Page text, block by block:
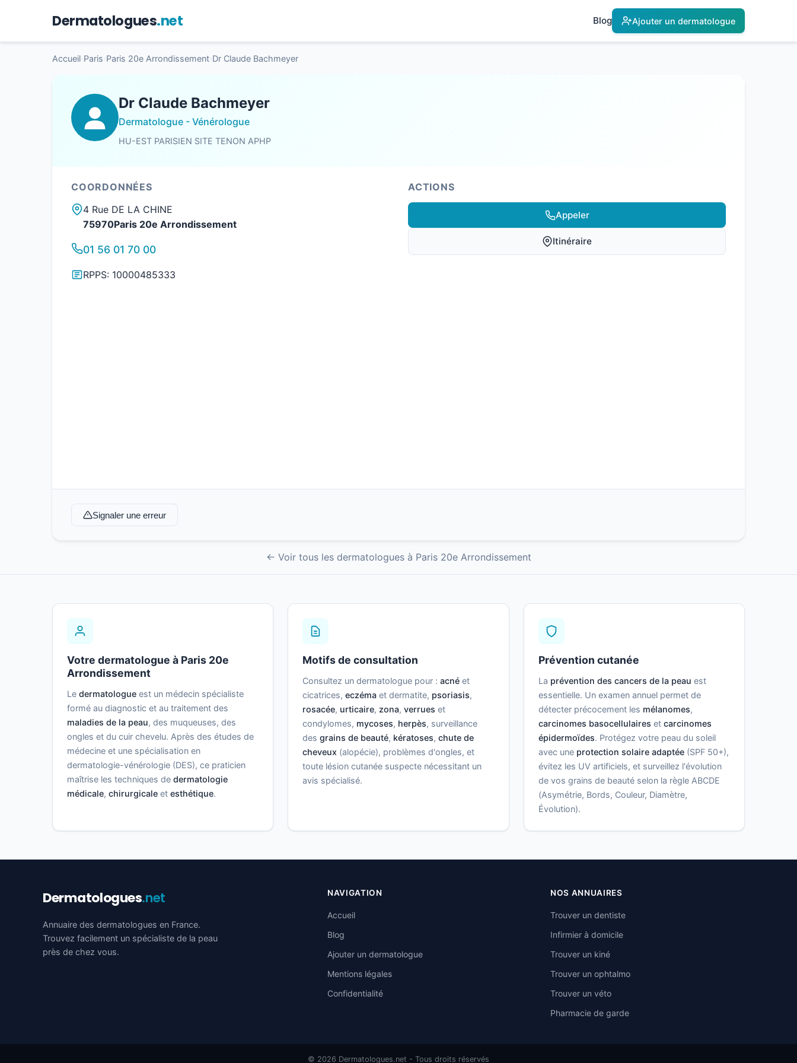
Dermatologues.net Blog Ajouter un dermatologue
Accueil Paris Paris 20e Arrondissement Dr Claude Bachmeyer
Dr Claude Bachmeyer
Dermatologue - Vénérologue
HU-EST PARISIEN SITE TENON APHP
COORDONNÉES
4 Rue DE LA CHINE
75970Paris 20e Arrondissement
01 56 01 70 00
RPPS: 10000485333
ACTIONS
Appeler
Itinéraire
Signaler une erreur
← Voir tous les dermatologues à Paris 20e Arrondissement
Votre dermatologue à Paris 20e
Arrondissement
Le dermatologue est un médecin spécialiste
formé au diagnostic et au traitement des
maladies de la peau, des muqueuses, des
ongles et du cuir chevelu. Après des études de
médecine et une spécialisation en
dermatologie-vénérologie (DES), ce praticien
maîtrise les techniques de dermatologie
médicale, chirurgicale et esthétique.
Motifs de consultation
Consultez un dermatologue pour :acné et
cicatrices,eczéma et dermatite, psoriasis,
rosacée, urticaire, zona,verrues et
condylomes, mycoses, herpès, surveillance
desgrains de beauté, kératoses,chute de
cheveux (alopécie), problèmes d'ongles, et
toute lésion cutanée suspecte nécessitant un
avis spécialisé.
Prévention cutanée
La prévention des cancers de la peau est
essentielle. Un examen annuel permet de
détecter précocement les mélanomes,
carcinomes basocellulaires et carcinomes
épidermoïdes. Protégez votre peau du soleil
avec une protection solaire adaptée(SPF 50+),
évitez les UV artificiels, et surveillez l'évolution
de vos grains de beauté selon la règle ABCDE
(Asymétrie, Bords, Couleur, Diamètre,
Évolution).
Dermatologues.net
Annuaire des dermatologues en France.
Trouvez facilement un spécialiste de la peau
près de chez vous.
NAVIGATION
Accueil
Blog
Ajouter un dermatologue
Mentions légales
Confidentialité
NOS ANNUAIRES
Trouver un dentiste
Infirmier à domicile
Trouver un kiné
Trouver un ophtalmo
Trouver un véto
Pharmacie de garde
© 2026 Dermatologues.net - Tous droits réservés